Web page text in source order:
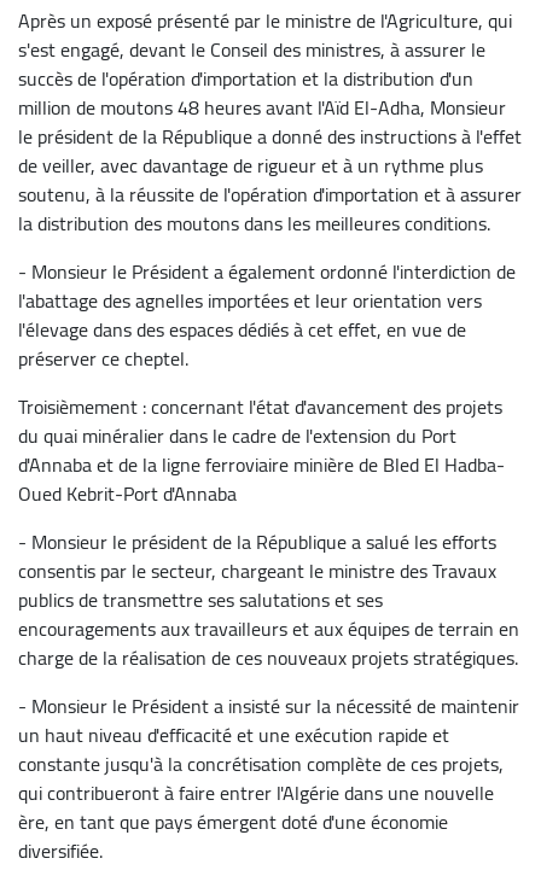
Après un exposé présenté par le ministre de l'Agriculture, qui
s'est engagé, devant le Conseil des ministres, à assurer le
succès de l'opération d'importation et la distribution d'un
million de moutons 48 heures avant l'Aïd El-Adha, Monsieur
le président de la République a donné des instructions à l'effet
de veiller, avec davantage de rigueur et à un rythme plus
soutenu, à la réussite de l'opération d'importation et à assurer
la distribution des moutons dans les meilleures conditions.
- Monsieur le Président a également ordonné l'interdiction de
l'abattage des agnelles importées et leur orientation vers
l'élevage dans des espaces dédiés à cet effet, en vue de
préserver ce cheptel.
Troisièmement : concernant l'état d'avancement des projets
du quai minéralier dans le cadre de l'extension du Port
d'Annaba et de la ligne ferroviaire minière de Bled El Hadba-
Oued Kebrit-Port d'Annaba
- Monsieur le président de la République a salué les efforts
consentis par le secteur, chargeant le ministre des Travaux
publics de transmettre ses salutations et ses
encouragements aux travailleurs et aux équipes de terrain en
charge de la réalisation de ces nouveaux projets stratégiques.
- Monsieur le Président a insisté sur la nécessité de maintenir
un haut niveau d'efficacité et une exécution rapide et
constante jusqu'à la concrétisation complète de ces projets,
qui contribueront à faire entrer l'Algérie dans une nouvelle
ère, en tant que pays émergent doté d'une économie
diversifiée.